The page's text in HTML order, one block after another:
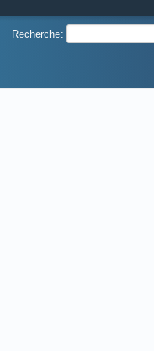
Recherche: